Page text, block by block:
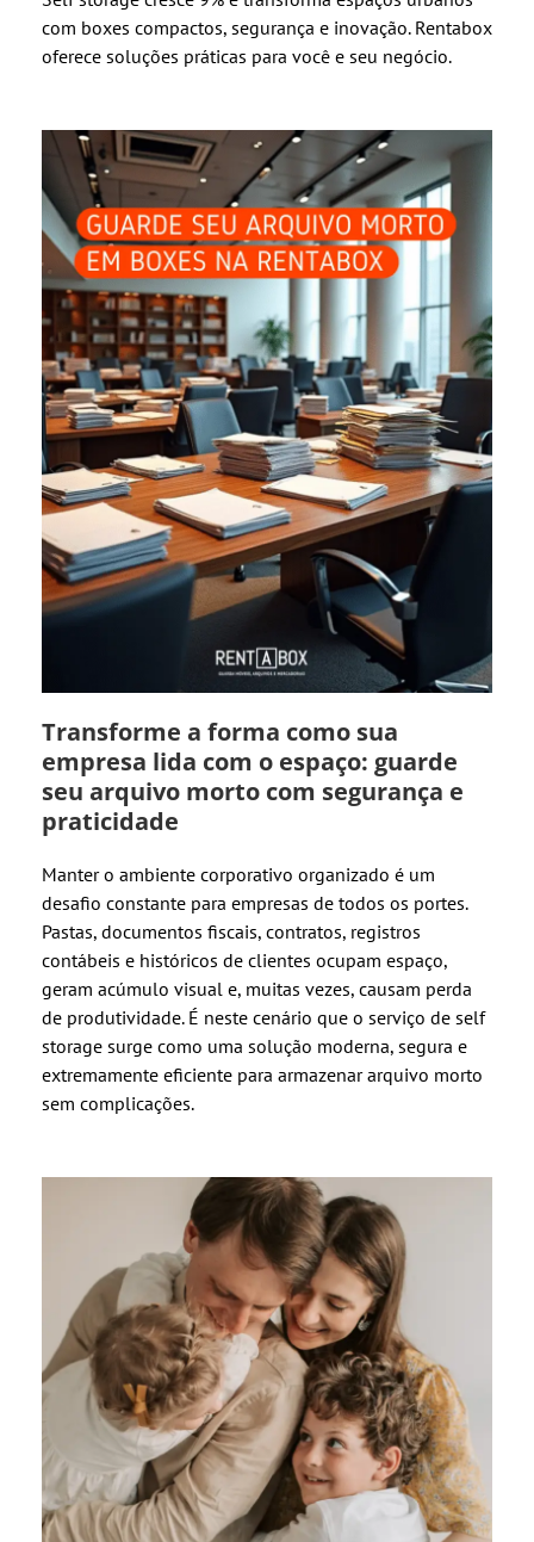
com boxes compactos, segurança e inovação. Rentabox
oferece soluções práticas para você e seu negócio.
Transforme a forma como sua
empresa lida com o espaço: guarde
seu arquivo morto com segurança e
praticidade
Manter o ambiente corporativo organizado é um
desafio constante para empresas de todos os portes.
Pastas, documentos fiscais, contratos, registros
contábeis e históricos de clientes ocupam espaço,
geram acúmulo visual e, muitas vezes, causam perda
de produtividade. É neste cenário que o serviço de self
storage surge como uma solução moderna, segura e
extremamente eficiente para armazenar arquivo morto
sem complicações.